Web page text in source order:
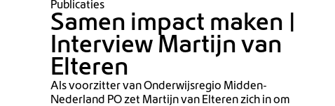
Publicaties
Samen impact maken |
Interview Martijn van
Elteren
Als voorzitter van Onderwijsregio Midden-
Nederland PO zet Martijn van Elteren zich in om